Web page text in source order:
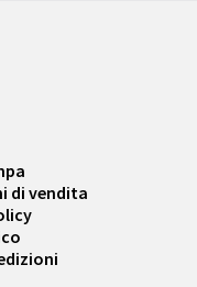
di vendita